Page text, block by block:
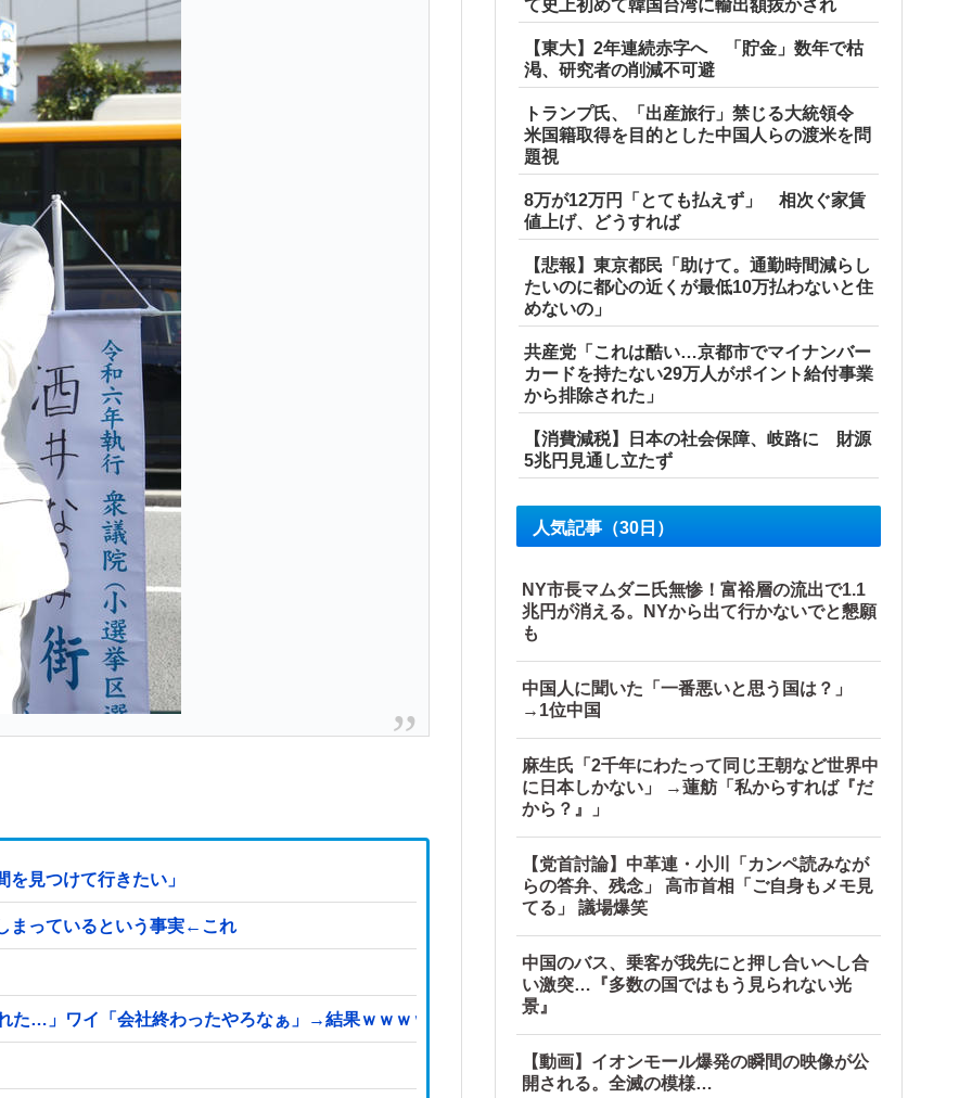
見つけて行きたい」
まっているという事実←これ
た…」ワイ「会社終わったやろなぁ」→結果ｗｗｗｗ
て史上初めて韓国台湾に輸出額抜かされ
【東大】2年連続赤字へ 「貯金」数年で枯
渇、研究者の削減不可避
トランプ氏、「出産旅行」禁じる大統領令
米国籍取得を目的とした中国人らの渡米を問
題視
8万が12万円「とても払えず」 相次ぐ家賃
値上げ、どうすれば
【悲報】東京都民「助けて。通勤時間減らし
たいのに都心の近くが最低10万払わないと住
めないの」
共産党「これは酷い…京都市でマイナンバー
カードを持たない29万人がポイント給付事業
から排除された」
【消費減税】日本の社会保障、岐路に 財源
5兆円見通し立たず
人気記事（30日）
NY市長マムダニ氏無惨！富裕層の流出で1.1
兆円が消える。NYから出て行かないでと懇願
も
中国人に聞いた「一番悪いと思う国は？」
→1位中国
麻生氏「2千年にわたって同じ王朝など世界中
に日本しかない」 →蓮舫「私からすれば『だ
から？』」
【党首討論】中革連・小川「カンペ読みなが
らの答弁、残念」 高市首相「ご自身もメモ見
てる」 議場爆笑
中国のバス、乗客が我先にと押し合いへし合
い激突…『多数の国ではもう見られない光
景』
【動画】イオンモール爆発の瞬間の映像が公
開される。全滅の模様…